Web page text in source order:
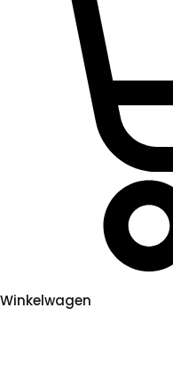
Winkelwagen